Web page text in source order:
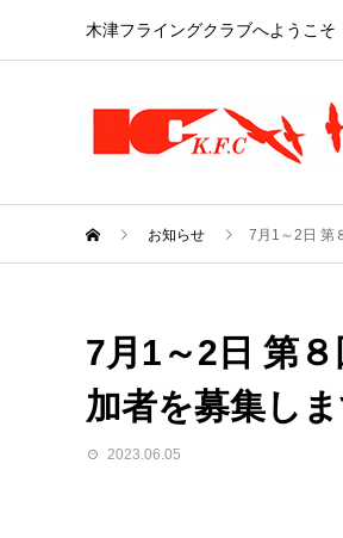
木津フライングクラブへようこそ
お知らせ 7月1～2日 第
7月1～2日 第
加者を募集し
2023.06.05